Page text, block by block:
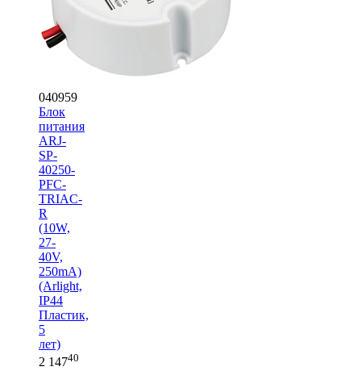
040959
Блок
питания
ARJ-
SP-
40250-
PFC-
TRIAC-
R
(10W,
27-
40V,
250mA)
(Arlight,
IP44
Пластик,
5
лет)
2 14740